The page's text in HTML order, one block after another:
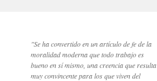
"Se ha convertido en un artículo de fe de la
moralidad moderna que todo trabajo es
bueno en sí mismo, una creencia que resulta
muy convincente para los que viven del